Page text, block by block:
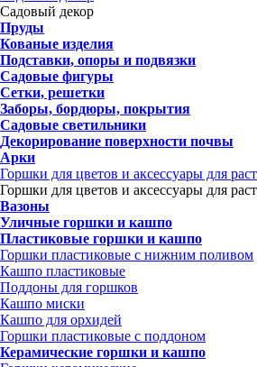
Садовый декор
Пруды
Кованые изделия
Подставки, опоры и подвязки
Садовые фигуры
Сетки, решетки
Заборы, бордюры, покрытия
Садовые светильники
Декорирование поверхности почвы
Арки
Горшки для цветов и аксессуары для
Горшки для цветов и аксессуары для
Вазоны
Уличные горшки и кашпо
Пластиковые горшки и кашпо
Горшки пластиковые с нижним поливом
Кашпо пластиковые
Поддоны для горшков
Кашпо миски
Кашпо для орхидей
Горшки пластиковые с поддоном
Керамические горшки и кашпо